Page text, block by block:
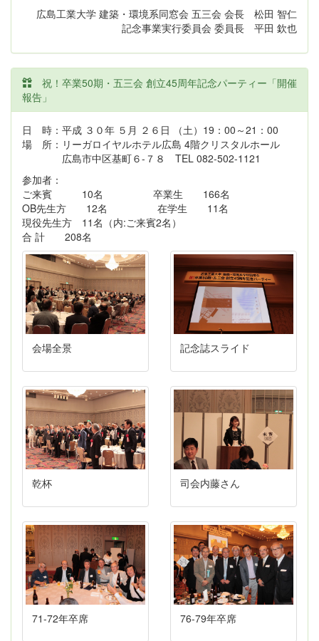
広島工業大学 建築・環境系同窓会 五三会 会長 松田 智仁
記念事業実行委員会 委員長 平田 欽也
祝！卒業50期・五三会 創立45周年記念パーティー「開催
報告」
日 時：平成 ３０年 ５月 ２６日 （土）19：00～21：00
場 所：リーガロイヤルホテル広島 4階クリスタルホール
広島市中区基町６-７８ TEL 082-502-1121
参加者：
ご来賓 10名 卒業生 166名
OB先生方 12名 在学生 11名
現役先生方 11名（内:ご来賓2名）
合 計 208名
会場全景 記念誌スライド
乾杯 司会内藤さん
71-72年卒席 76-79年卒席